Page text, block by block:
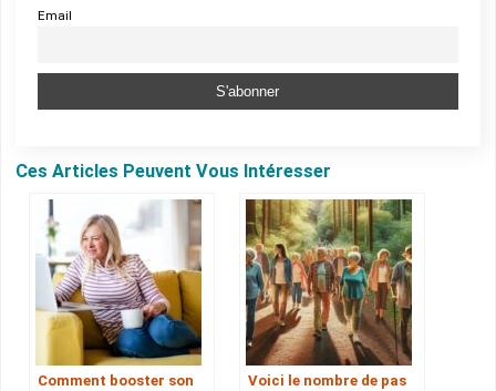
Email
Ces Articles Peuvent Vous Intéresser
Comment booster son
Voici le nombre de pas